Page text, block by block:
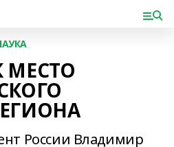
МЕСТО
России Владимир